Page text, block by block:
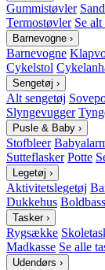
Gummistøvler
Termostøvler Se
Barnevogne ›
Barnevogne
Cykelstol
Sengetøj ›
Alt sengetøj
Slyngevugger
Pusle & Baby ›
Stofbleer
Sutteflasker Potte
Legetøj ›
Aktivitetslegetøj
Dukkehus
Tasker ›
Rygsække
Madkasse Se alle
Udendørs ›